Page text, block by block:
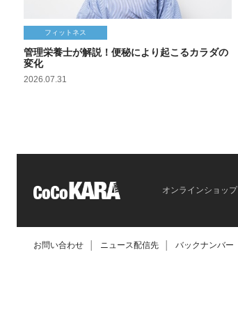
フィットネス
管理栄養士が解説！便秘により起こるカラダの
変化
2026.07.31
オンラインショップ
お問い合わせ ニュース配信先 バックナンバー